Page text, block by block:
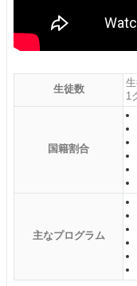
生徒数
1
国籍割合
主なプログラム